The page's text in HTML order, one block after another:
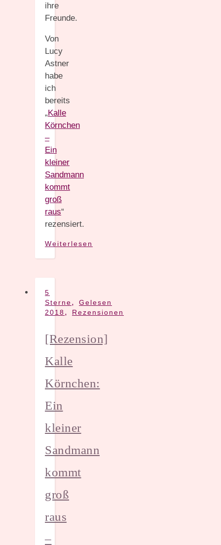
ihre
Freunde.
Von
Lucy
Astner
habe
ich
bereits
„Kalle
Körnchen
–
Ein
kleiner
Sandmann
kommt
groß
raus“
rezensiert.
Weiterlesen
5
Sterne, Gelesen
2018, Rezensionen
[Rezension]
Kalle
Körnchen:
Ein
kleiner
Sandmann
kommt
groß
raus
–